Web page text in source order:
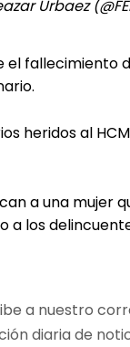
Urbaez
el fallecimiento
heridos al
a una mujer
a los
a nuestro
diaria de